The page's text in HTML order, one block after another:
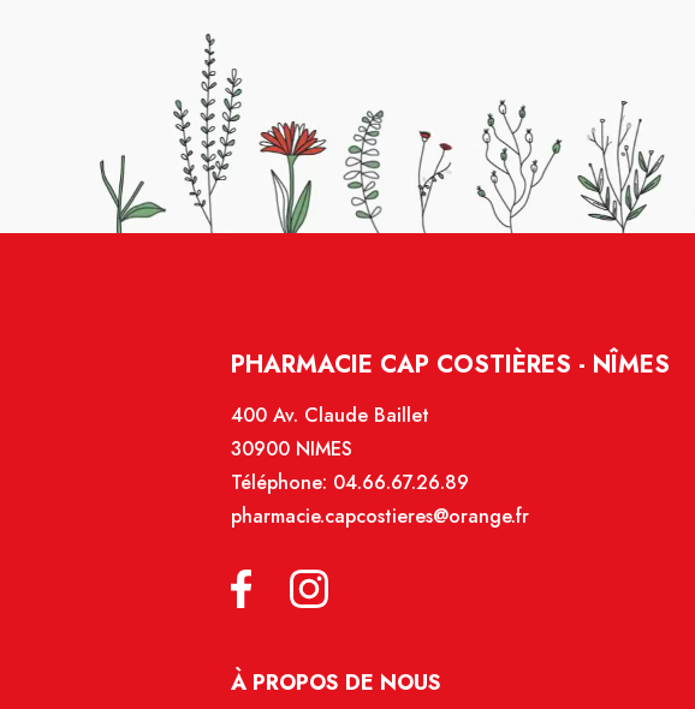
PHARMACIE CAP COSTIÈRES - NÎMES
400 Av. Claude Baillet
30900 NIMES
Téléphone: 04.66.67.26.89
pharmacie.capcostieres@orange.fr
À PROPOS DE NOUS